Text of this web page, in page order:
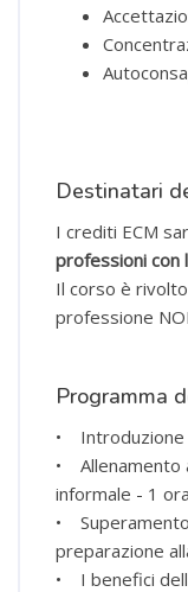
Destinatari
I crediti ECM
professioni con
Il corso è
professione
Programma
• Introduzione
• Allenamento
informale - 1 ora
•
preparazione
• I benefici